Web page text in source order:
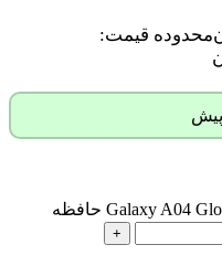
محدوده قیمت:
گوشی موبایل سامسونگ مدل Galaxy A04 Global حافظه